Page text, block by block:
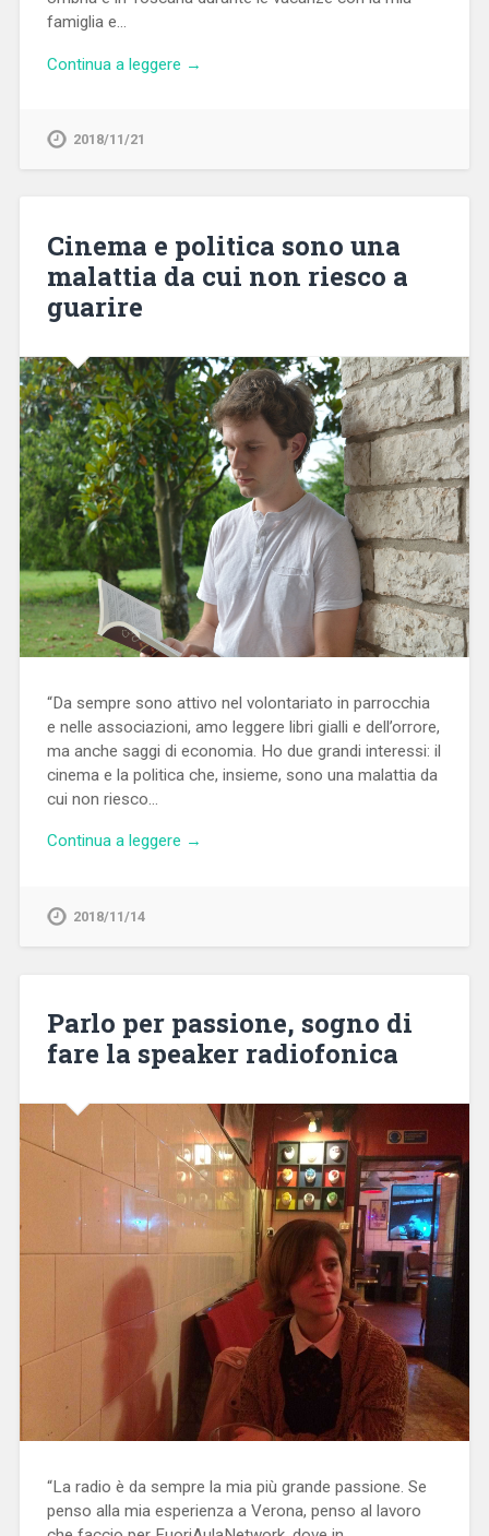
famiglia e…
Continua a leggere →
2018/11/21
Cinema e politica sono una
malattia da cui non riesco a
guarire
“Da sempre sono attivo nel volontariato in parrocchia
e nelle associazioni, amo leggere libri gialli e dell’orrore,
ma anche saggi di economia. Ho due grandi interessi: il
cinema e la politica che, insieme, sono una malattia da
cui non riesco…
Continua a leggere →
2018/11/14
Parlo per passione, sogno di
fare la speaker radiofonica
“La radio è da sempre la mia più grande passione. Se
penso alla mia esperienza a Verona, penso al lavoro